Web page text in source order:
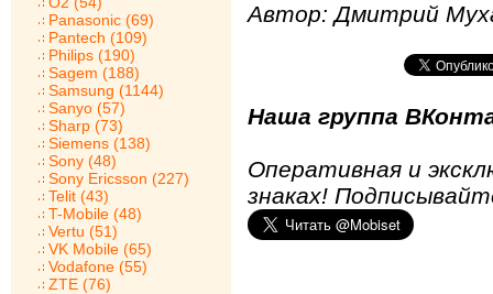
Panasonic (69)
Pantech (109)
Philips (190)
Sagem (188)
Samsung (1144)
Sanyo (57)
Sharp (73)
Siemens (138)
Sony (48)
Sony Ericsson (227)
Telit (43)
T-Mobile (48)
Vertu (51)
VK Mobile (65)
Vodafone (55)
ZTE (76)
Автор: Дмитрий
Наша группа
Оперативная и
знаках!